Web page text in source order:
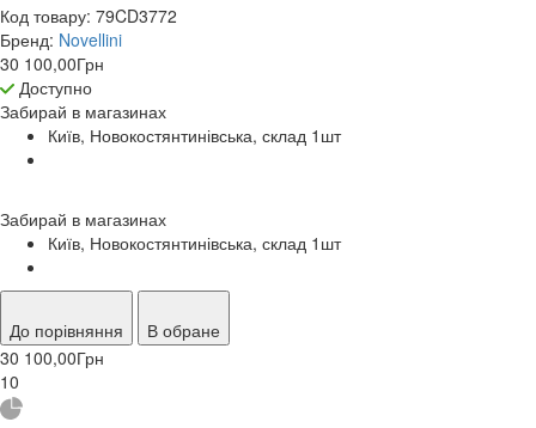
Код товару: 79CD3772
Бренд: Novellini
30 100,00Грн
Доступно
Забирай в магазинах
Київ, Новокостянтинівська, склад 1 шт
Забирай в магазинах
Київ, Новокостянтинівська, склад 1 шт
До порівняння
В обране
30 100,00Грн
10